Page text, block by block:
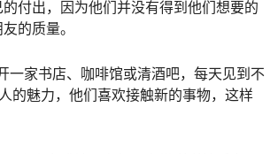
付出，因为他们并没有得到他们想要的
的质量。
一家书店、咖啡馆或清酒吧，每天见到不
的魅力，他们喜欢接触新的事物，这样